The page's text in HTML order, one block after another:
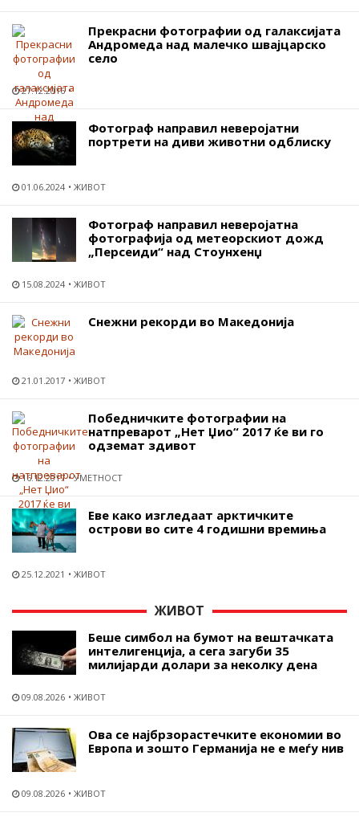
Прекрасни фотографии од галаксијата
Андромеда над малечко швајцарско
село
27.12.2016
Фотограф направил неверојатни
портрети на диви животни одблиску
01.06.2024 ЖИВОТ
Фотограф направил неверојатна
фотографија од метеорскиот дожд
„Персеиди“ над Стоунхенџ
15.08.2024 ЖИВОТ
Снежни рекорди во Македонија
21.01.2017 ЖИВОТ
Победничките фотографии на
натпреварот „Нет Џио“ 2017 ќе ви го
одземат здивот
16.12.2017 УМЕТНОСТ
Еве како изгледаат арктичките
острови во сите 4 годишни времиња
25.12.2021 ЖИВОТ
ЖИВОТ
Беше симбол на бумот на вештачката
интелигенција, а сега загуби 35
милијарди долари за неколку дена
09.08.2026 ЖИВОТ
Ова се најбрзорастечките економии во
Европа и зошто Германија не е меѓу нив
09.08.2026 ЖИВОТ